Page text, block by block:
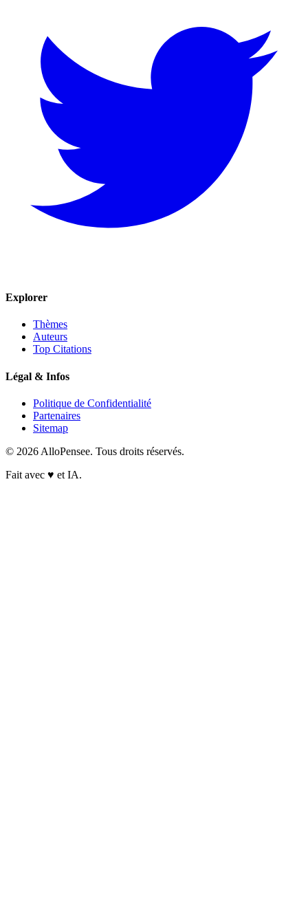
Explorer
Thèmes
Auteurs
Top Citations
Légal & Infos
Politique de Confidentialité
Partenaires
Sitemap
© 2026 AlloPensee. Tous droits réservés.
Fait avec ♥ et IA.